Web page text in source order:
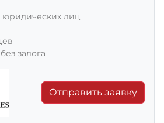
юридических лиц
залога
Отправить заявку